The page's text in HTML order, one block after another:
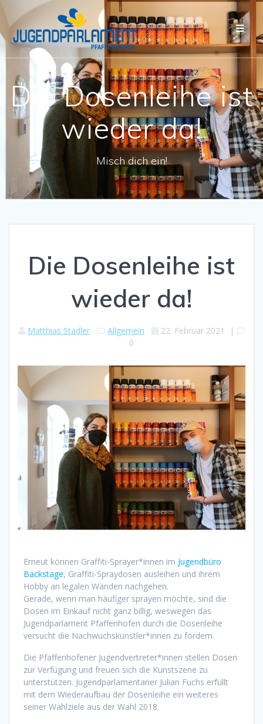
Die Dosenleihe ist
wieder da!
Misch dich ein!
Die Dosenleihe ist
wieder da!
Matthias Stadler Allgemein 22. Februar 2021
|
0
Erneut können Graffiti-Sprayer*innen im Jugendbüro
Backstage, Graffiti-Spraydosen ausleihen und ihrem
Hobby an legalen Wänden nachgehen.
Gerade, wenn man häufiger sprayen möchte, sind die
Dosen im Einkauf nicht ganz billig, weswegen das
Jugendparlament Pfaffenhofen durch die Dosenleihe
versucht die Nachwuchskünstler*innen zu fördern.
Die Pfaffenhofener Jugendvertreter*innen stellen Dosen
zur Verfügung und freuen sich die Kunstszene zu
unterstützen. Jugendparlamentarier Julian Fuchs erfüllt
mit dem Wiederaufbau der Dosenleihe ein weiteres
seiner Wahlziele aus der Wahl 2018.